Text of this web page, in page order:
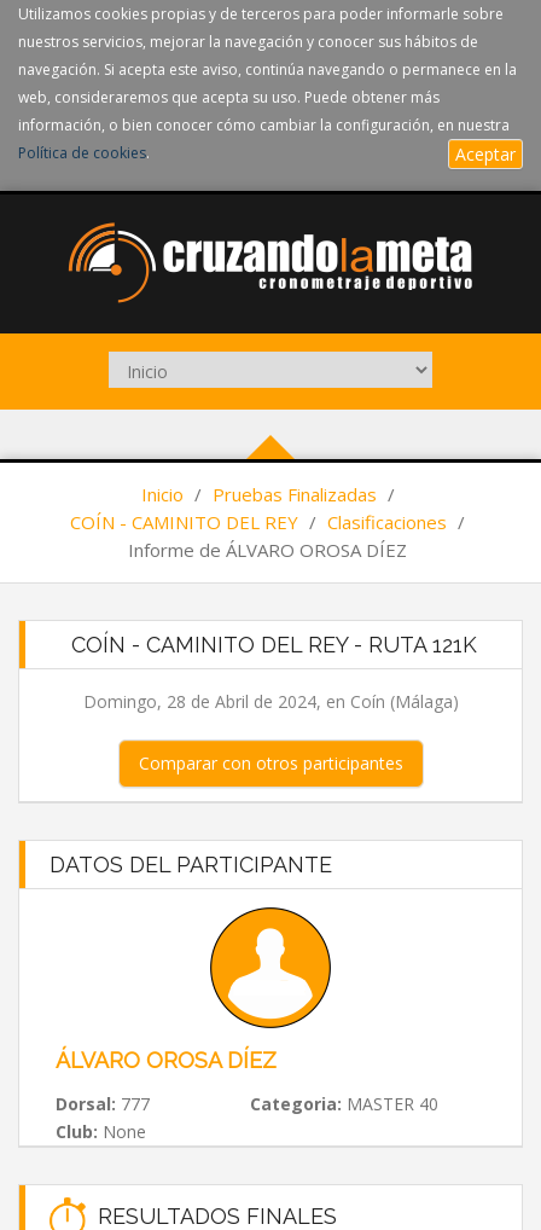
Utilizamos cookies propias y de terceros para poder informarle sobre
nuestros servicios, mejorar la navegación y conocer sus hábitos de
navegación. Si acepta este aviso, continúa navegando o permanece en la
web, consideraremos que acepta su uso. Puede obtener más
información, o bien conocer cómo cambiar la configuración, en nuestra
Política de cookies. Aceptar
Inicio / Pruebas Finalizadas /
COÍN - CAMINITO DEL REY / Clasificaciones /
Informe de ÁLVARO OROSA DÍEZ
COÍN - CAMINITO DEL REY - RUTA 121K
Domingo, 28 de Abril de 2024, en Coín (Málaga)
Comparar con otros participantes
DATOS DEL PARTICIPANTE
ÁLVARO OROSA DÍEZ
Dorsal: 777 Categoria: MASTER 40
Club: None
RESULTADOS FINALES